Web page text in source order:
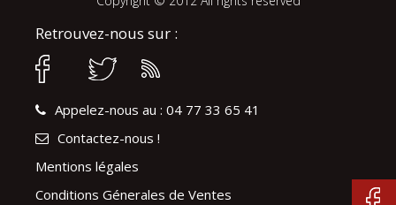
Retrouvez-nous sur :
Appelez-nous au : 04 77 33 65 41
Contactez-nous !
Mentions légales
Conditions Génerales de Ventes